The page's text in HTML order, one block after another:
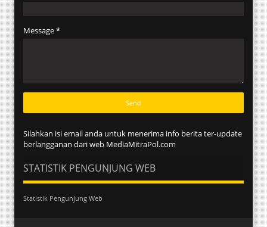
Message*
Silahkan isi email anda untuk menerima info berita ter-update
berlangganan dari web MediaMitraPol.com
STATISTIK PENGUNJUNG WEB
Statistik Pengunjung Web